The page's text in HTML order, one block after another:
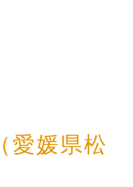
媛県松